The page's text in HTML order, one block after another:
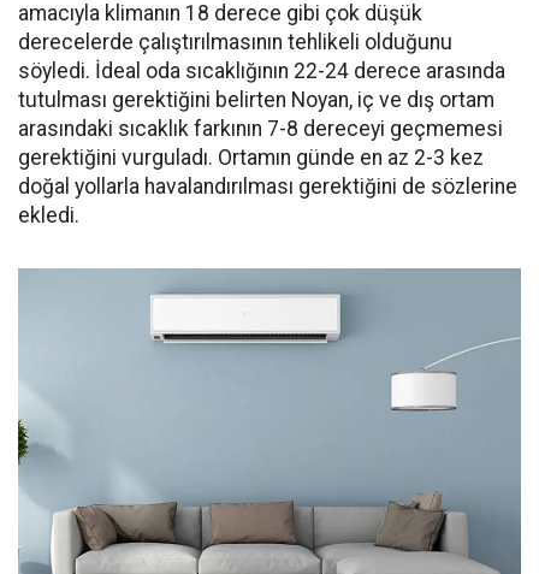
amacıyla klimanın 18 derece gibi çok düşük
derecelerde çalıştırılmasının tehlikeli olduğunu
söyledi. İdeal oda sıcaklığının 22-24 derece arasında
tutulması gerektiğini belirten Noyan, iç ve dış ortam
arasındaki sıcaklık farkının 7-8 dereceyi geçmemesi
gerektiğini vurguladı. Ortamın günde en az 2-3 kez
doğal yollarla havalandırılması gerektiğini de sözlerine
ekledi.